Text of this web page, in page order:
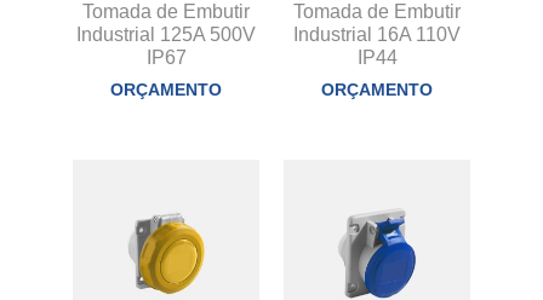
Tomada de Embutir
Industrial 125A 500V
IP67
ORÇAMENTO
Tomada de Embutir
Industrial 16A 110V
IP44
ORÇAMENTO